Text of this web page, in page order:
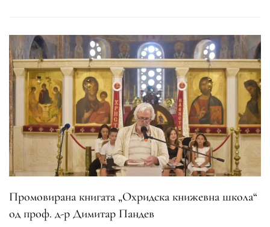
Промовирана книгата „Охридска книжевна школа“
од проф. д-р Димитар Пандев